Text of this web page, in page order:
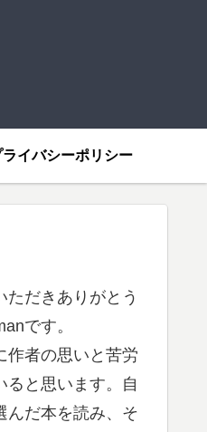
ライバシーポリシー
だきありがとう
です。
作者の思いと苦労
ると思います。自
んだ本を読み、そ